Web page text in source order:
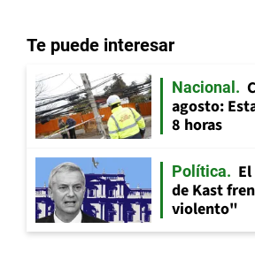
Te puede interesar
Nacional
agosto:
8 horas
Política
de Kast
violento"